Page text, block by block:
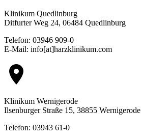
Klinikum Quedlinburg
Ditfurter Weg 24, 06484 Quedlinburg
Telefon: 03946 909-0
E-Mail: info[at]harzklinikum.com
location_on
Klinikum Wernigerode
Ilsenburger Straße 15, 38855 Wernigerode
Telefon: 03943 61-0